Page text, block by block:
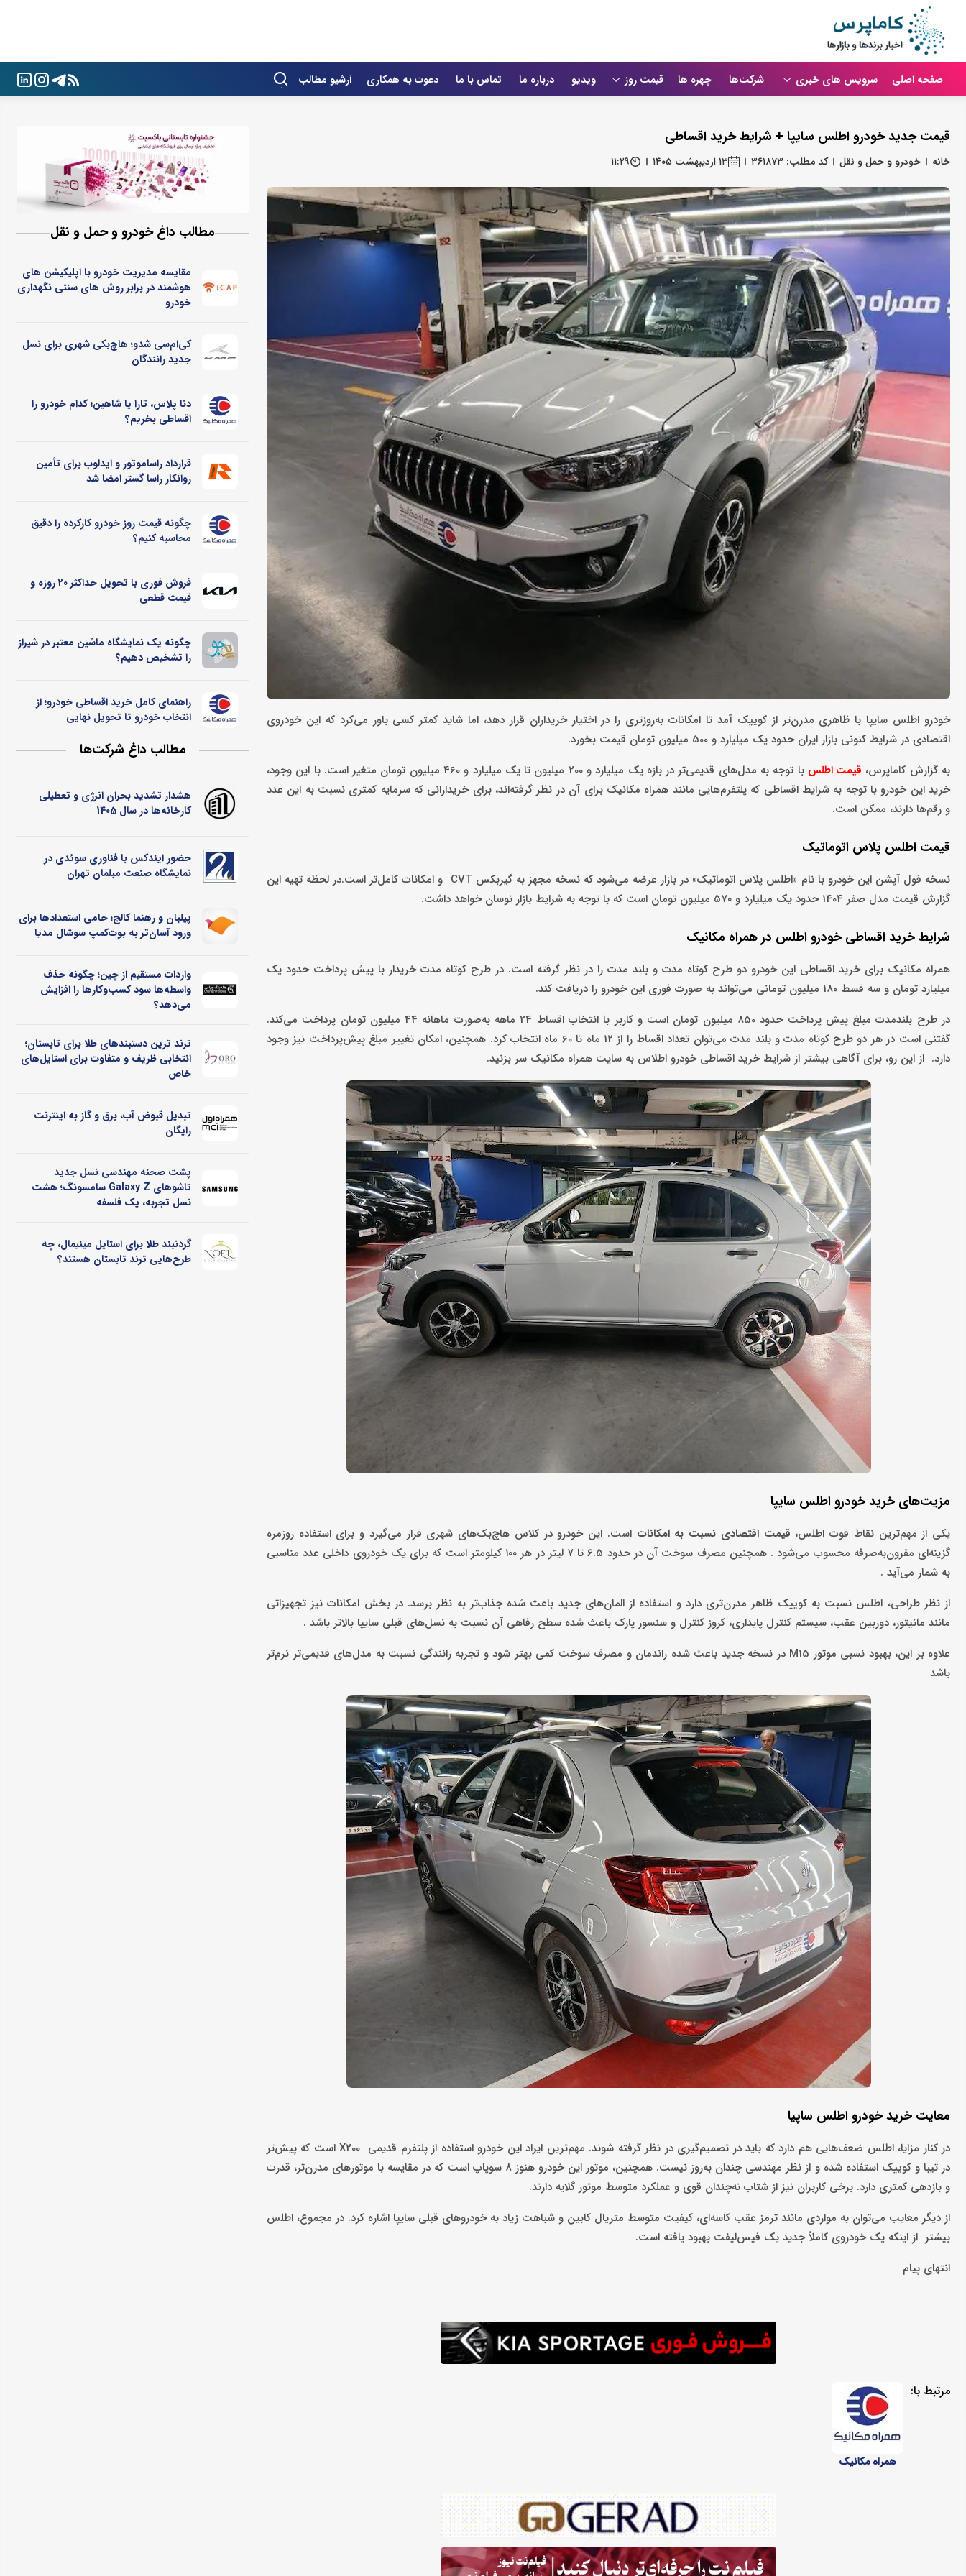
صفحه اصلی سرویس های خبری شرکت‌ها چهره ها قیمت روز ویدیو درباره ما تماس با ما دعوت به همکاری آرشیو مطالب
قیمت جدید خودرو اطلس سایپا + شرایط خرید اقساطی
خانه خودرو و حمل و نقل کد مطلب: ۳۶۱۸۷۳ ۱۳ اردیبهشت ۱۴۰۵ ۱۱:۲۹
خودرو اطلس سایپا با ظاهری مدرن‌تر از کوییک آمد تا امکانات به‌روزتری را در اختیار خریداران قرار دهد، اما شاید کمتر کسی باور می‌کرد که این خودروی
اقتصادی در شرایط کنونی بازار ایران حدود یک میلیارد و 500 میلیون تومان قیمت بخورد.
به گزارش کاماپرس، قیمت اطلس
با توجه به مدل‌های قدیمی‌تر در بازه یک میلیارد و 200 میلیون تا یک میلیارد و 460 میلیون تومان متغیر است. با این وجود،
خرید این خودرو با توجه به شرایط اقساطی که پلتفرم‌هایی مانند همراه مکانیک برای آن در نظر گرفته‌اند، برای خریدارانی که سرمایه کمتری نسبت به این عدد
و رقم‌ها دارند، ممکن است.
قیمت اطلس پلاس اتوماتیک
نسخه فول آپشن این خودرو با نام «اطلس پلاس اتوماتیک» در بازار عرضه می‌شود که نسخه مجهز به گیربکس CVT و امکانات کامل‌تر است.در لحظه تهیه این
گزارش قیمت مدل صفر 1404 حدود
یک میلیارد و ۵۷۰ میلیون تومان است که با توجه به شرایط بازار نوسان خواهد داشت.
شرایط خرید اقساطی خودرو اطلس در همراه مکانیک
همراه مکانیک برای خرید اقساطی این خودرو دو طرح کوتاه مدت و بلند مدت را در نظر گرفته است. در طرح کوتاه مدت خریدار با پیش پرداخت حدود یک
میلیارد تومان و سه قسط 180 میلیون تومانی می‌تواند به صورت فوری این خودرو را دریافت کند.
در طرح بلندمدت مبلغ پیش پرداخت حدود 850 میلیون تومان است و کاربر با انتخاب اقساط 24 ماهه به‌صورت ماهانه 44 میلیون تومان پرداخت می‌کند.
گفتنی است در هر دو طرح کوتاه مدت و بلند مدت می‌توان تعداد اقساط را از 12 ماه تا 60 ماه انتخاب کرد. همچنین، امکان تغییر مبلغ پیش‌پرداخت نیز وجود
دارد. از این رو، برای آگاهی بیشتر از شرایط خرید اقساطی خودرو اطلاس به سایت همراه مکانیک سر بزنید.
مزیت‌های خرید خودرو اطلس سایپا
یکی از مهم‌ترین نقاط قوت اطلس، قیمت اقتصادی نسبت به امکانات است. این خودرو در کلاس هاچ‌بک‌های شهری قرار می‌گیرد و برای استفاده روزمره
گزینه‌ای مقرون‌به‌صرفه محسوب می‌شود . همچنین مصرف سوخت آن در حدود ۶.۵ تا ۷ لیتر در هر ۱۰۰ کیلومتر است که برای یک خودروی داخلی عدد مناسبی
به شمار می‌آید .
از نظر طراحی، اطلس نسبت به کوییک ظاهر مدرن‌تری دارد و استفاده از المان‌های جدید باعث شده جذاب‌تر به نظر برسد. در بخش امکانات نیز تجهیزاتی
مانند مانیتور، دوربین عقب، سیستم کنترل پایداری، کروز کنترل و سنسور پارک باعث شده سطح رفاهی آن نسبت به نسل‌های قبلی سایپا بالاتر باشد .
علاوه بر این، بهبود نسبی موتور M15 در نسخه جدید باعث شده راندمان و مصرف سوخت کمی بهتر شود و تجربه رانندگی نسبت به مدل‌های قدیمی‌تر نرم‌تر
باشد
معایت خرید خودرو اطلس ساپیا
در کنار مزایا، اطلس ضعف‌هایی هم دارد که باید در تصمیم‌گیری در نظر گرفته شوند. مهم‌ترین ایراد این خودرو استفاده از پلتفرم قدیمی X200 است که پیش‌تر
در تیبا و کوییک استفاده شده و از نظر مهندسی چندان به‌روز نیست. همچنین، موتور این خودرو هنوز ۸ سوپاپ است که در مقایسه با موتورهای مدرن‌تر، قدرت
و بازدهی کمتری دارد. برخی کاربران نیز از شتاب نه‌چندان قوی و عملکرد متوسط موتور گلایه دارند.
از دیگر معایب می‌توان به مواردی مانند ترمز عقب کاسه‌ای، کیفیت متوسط متریال کابین و شباهت زیاد به خودروهای قبلی سایپا اشاره کرد. در مجموع، اطلس
بیشتر از اینکه یک خودروی کاملاً جدید یک فیس‌لیفت بهبود یافته است.
انتهای پیام
مرتبط با:
همراه مکانیک
مطالب داغ خودرو و حمل و نقل
مقایسه مدیریت خودرو با اپلیکیشن های
هوشمند در برابر روش های سنتی نگهداری
خودرو
کی‌ام‌سی شدو؛ هاچ‌بکی شهری برای نسل
جدید رانندگان
دنا پلاس، تارا یا شاهین؛ کدام خودرو را
اقساطی بخریم؟
قرارداد راساموتور و ایدلوب برای تأمین
روانکار راسا گستر امضا شد
چگونه قیمت روز خودرو کارکرده را دقیق
محاسبه کنیم؟
فروش فوری با تحویل حداکثر 20 روزه و
قیمت قطعی
چگونه یک نمایشگاه ماشین معتبر در شیراز
را تشخیص دهیم؟
راهنمای کامل خرید اقساطی خودرو؛ از
انتخاب خودرو تا تحویل نهایی
مطالب داغ شرکت‌ها
هشدار تشدید بحران انرژی و تعطیلی
کارخانه‌ها در سال 1405
حضور ایندکس با فناوری سوئدی در
نمایشگاه صنعت مبلمان تهران
پیلبان و رهنما کالج؛ حامی استعدادها برای
ورود آسان‌تر به بوت‌کمپ سوشال مدیا
واردات مستقیم از چین؛ چگونه حذف
واسطه‌ها سود کسب‌وکارها را افزایش
می‌دهد؟
ترند ترین دستبندهای طلا برای تابستان؛
انتخابی ظریف و متفاوت برای استایل‌های
خاص
تبدیل قبوض آب، برق و گاز به اینترنت
رایگان
پشت صحنه مهندسی نسل جدید
تاشوهای Galaxy Z سامسونگ؛ هشت
نسل تجربه، یک فلسفه
گردنبند طلا برای استایل مینیمال، چه
طرح‌هایی ترند تابستان هستند؟